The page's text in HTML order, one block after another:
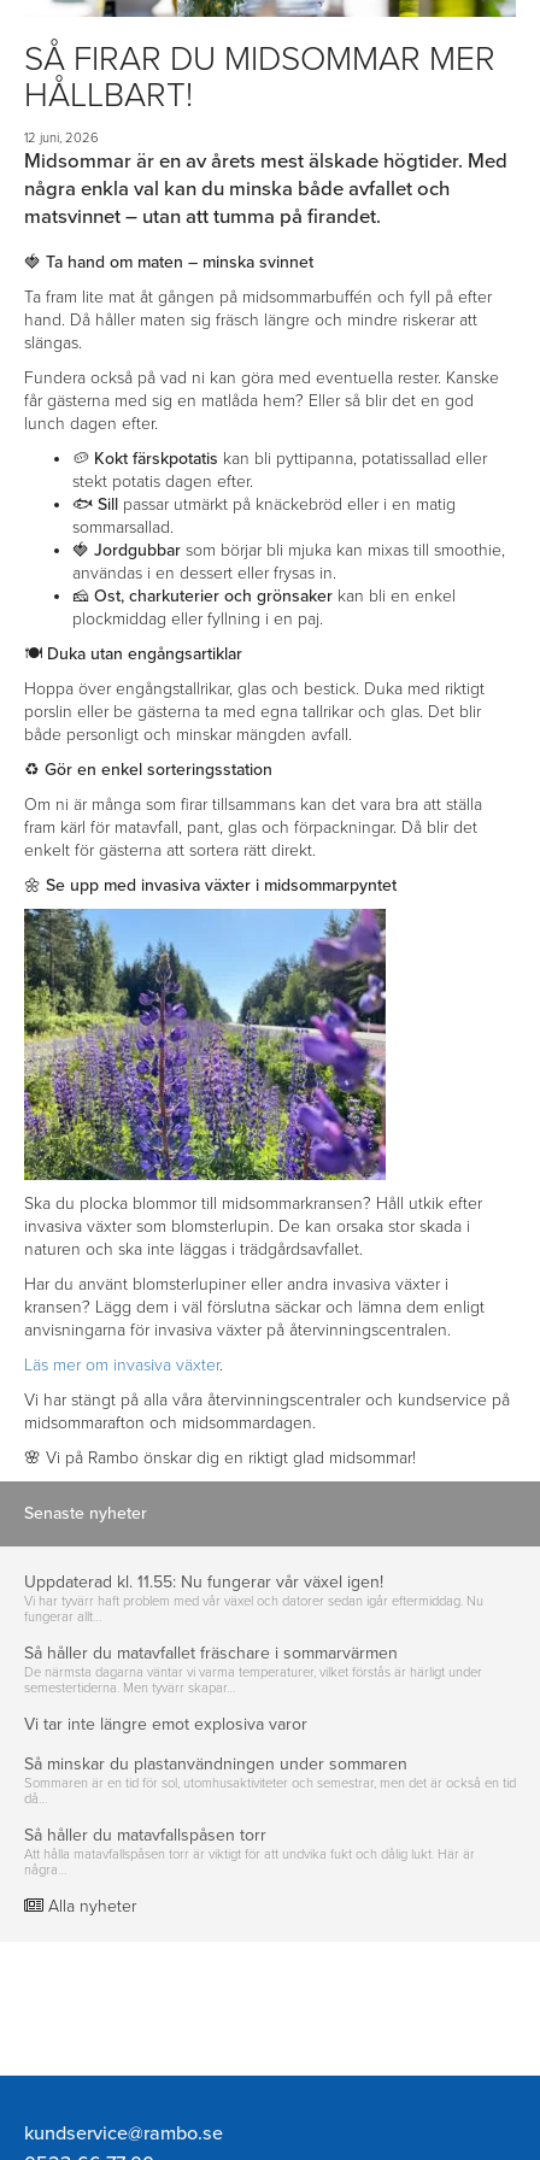
SÅ FIRAR DU MIDSOMMAR MER
HÅLLBART!
12 juni, 2026
Midsommar är en av årets mest älskade högtider. Med
några enkla val kan du minska både avfallet och
matsvinnet – utan att tumma på firandet.
🍓 Ta hand om maten – minska svinnet
Ta fram lite mat åt gången på midsommarbuffén och fyll på efter
hand. Då håller maten sig fräsch längre och mindre riskerar att
slängas.
Fundera också på vad ni kan göra med eventuella rester. Kanske
får gästerna med sig en matlåda hem? Eller så blir det en god
lunch dagen efter.
🥔 Kokt färskpotatis kan bli pyttipanna, potatissallad eller
stekt potatis dagen efter.
🐟 Sill passar utmärkt på knäckebröd eller i en matig
sommarsallad.
🍓 Jordgubbar som börjar bli mjuka kan mixas till smoothie,
användas i en dessert eller frysas in.
🧀 Ost, charkuterier och grönsaker kan bli en enkel
plockmiddag eller fyllning i en paj.
🍽️ Duka utan engångsartiklar
Hoppa över engångstallrikar, glas och bestick. Duka med riktigt
porslin eller be gästerna ta med egna tallrikar och glas. Det blir
både personligt och minskar mängden avfall.
♻️ Gör en enkel sorteringsstation
Om ni är många som firar tillsammans kan det vara bra att ställa
fram kärl för matavfall, pant, glas och förpackningar. Då blir det
enkelt för gästerna att sortera rätt direkt.
🌼 Se upp med invasiva växter i midsommarpyntet
Ska du plocka blommor till midsommarkransen? Håll utkik efter
invasiva växter som blomsterlupin. De kan orsaka stor skada i
naturen och ska inte läggas i trädgårdsavfallet.
Har du använt blomsterlupiner eller andra invasiva växter i
kransen? Lägg dem i väl förslutna säckar och lämna dem enligt
anvisningarna för invasiva växter på återvinningscentralen.
Läs mer om invasiva växter.
Vi har stängt på alla våra återvinningscentraler och kundservice på
midsommarafton och midsommardagen.
🌸 Vi på Rambo önskar dig en riktigt glad midsommar!
Senaste nyheter
Uppdaterad kl. 11.55: Nu fungerar vår växel igen!
Vi har tyvärr haft problem med vår växel och datorer sedan igår eftermiddag. Nu
fungerar allt…
Så håller du matavfallet fräschare i sommarvärmen
De närmsta dagarna väntar vi varma temperaturer, vilket förstås är härligt under
semestertiderna. Men tyvärr skapar…
Vi tar inte längre emot explosiva varor
Så minskar du plastanvändningen under sommaren
Sommaren är en tid för sol, utomhusaktiviteter och semestrar, men det är också en tid
då…
Så håller du matavfallspåsen torr
Att hålla matavfallspåsen torr är viktigt för att undvika fukt och dålig lukt. Här är
några…
Alla nyheter
Rambo
kundservice@rambo.se